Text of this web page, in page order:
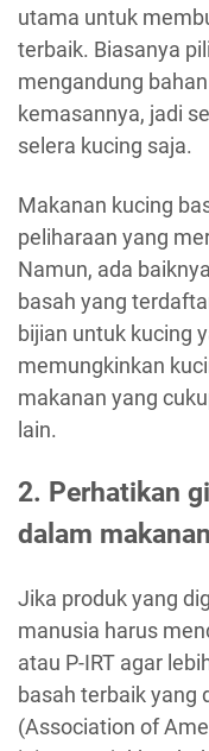
utama untuk
terbaik. Biasanya
mengandung
kemasannya, jadi
selera kucing saja.
Makanan kucing
peliharaan yang
Namun, ada
basah yang
bijian untuk kucing
memungkinkan
makanan yang
lain.
2. Perhatikan
dalam
Jika produk yang
manusia harus
atau P-IRT agar
basah terbaik yang
(Association of